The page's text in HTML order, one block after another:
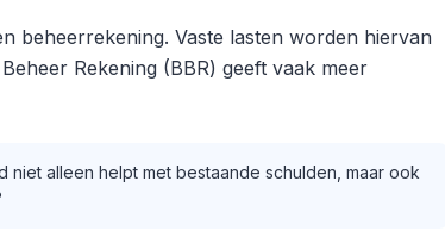
beheerrekening. Vaste lasten worden hiervan
Rekening (BBR) geeft vaak meer
niet alleen helpt met bestaande schulden, maar ook